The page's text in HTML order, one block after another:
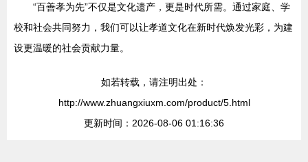
“百善孝为先”不仅是文化遗产，更是时代所需。通过家庭、学
校和社会共同努力，我们可以让孝道文化在新时代焕发光彩，为建
设更温暖的社会贡献力量。
如若转载，请注明出处：
http://www.zhuangxiuxm.com/product/5.html
更新时间：2026-08-06 01:16:36